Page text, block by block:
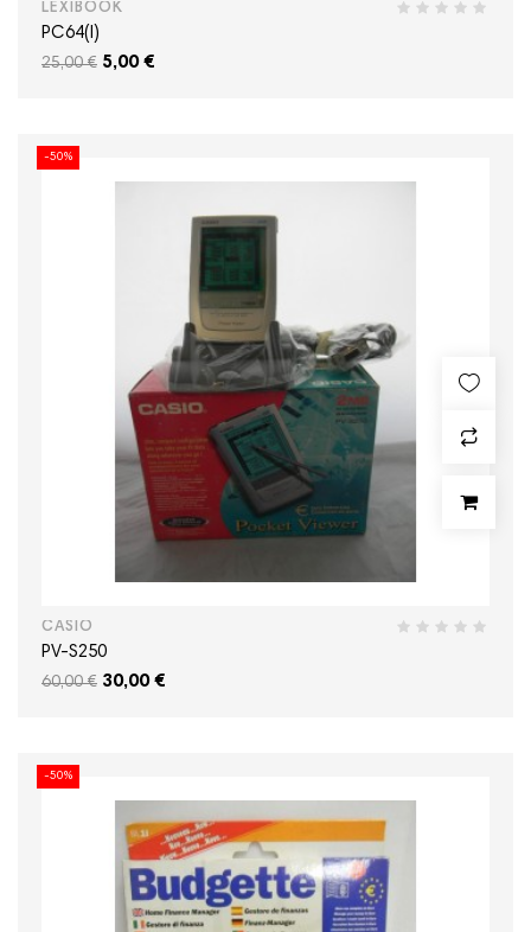
LEXIBOOK
PC64(I)
25,00 € 5,00 €
-50%
CASIO
PV-S250
60,00 € 30,00 €
-50%